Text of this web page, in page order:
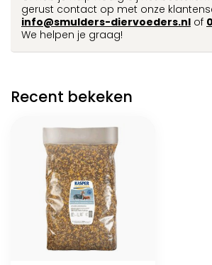
gerust contact op met onze
info@smulders-diervoeders.nl of
We helpen je graag!
Recent bekeken